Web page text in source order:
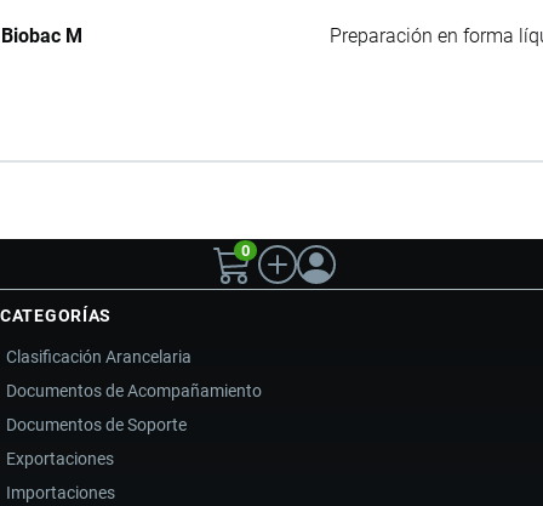
Biobac M Preparación en forma
0
CATEGORÍAS
Clasificación Arancelaria
Documentos de Acompañamiento
Documentos de Soporte
Exportaciones
Importaciones